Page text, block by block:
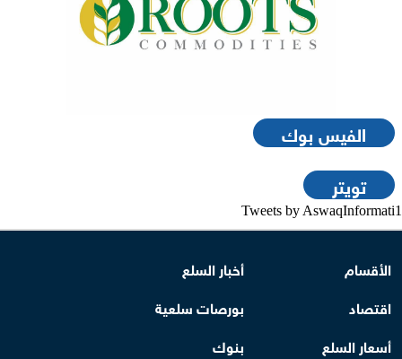
الفيس بوك
تويتر
Tweets by AswaqInformati1
الأقسام
أخبار السلع
اقتصاد
بورصات سلعية
أسعار السلع
بنوك